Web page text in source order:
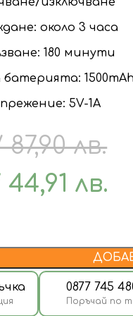
около 3 часа
180 минути
1500mAh
5V-1A
лв.
лв.
0877 745
Поръчай по